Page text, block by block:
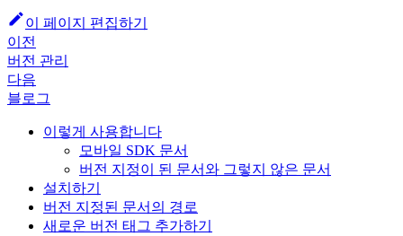
이 페이지 편집하기
이전
버전 관리
다음
블로그
이렇게 사용합니다
모바일 SDK 문서
버전 지정이 된 문서와 그렇지 않은 문서
설치하기
버전 지정된 문서의 경로
새로운 버전 태그 추가하기